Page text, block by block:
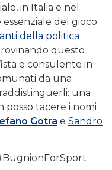
in Italia e nel
del gioco
della politica
questo
e consulente in
da una
una
posso tacere i nomi
Gotra e Sandro